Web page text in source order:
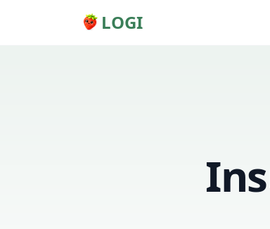
LOGI